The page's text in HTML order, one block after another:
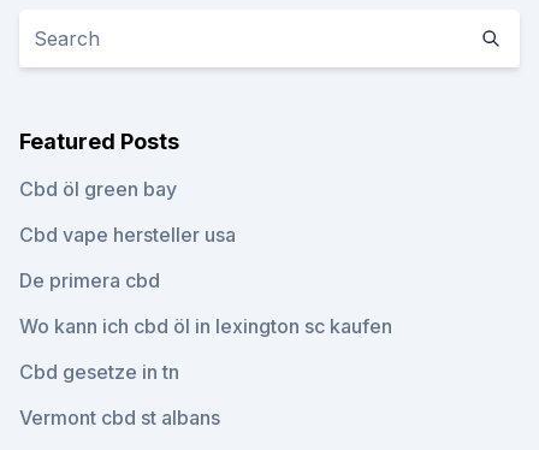
Featured Posts
Cbd öl green bay
Cbd vape hersteller usa
De primera cbd
Wo kann ich cbd öl in lexington sc kaufen
Cbd gesetze in tn
Vermont cbd st albans